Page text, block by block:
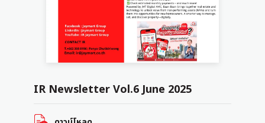
IR Newsletter Vol.6 June 2025